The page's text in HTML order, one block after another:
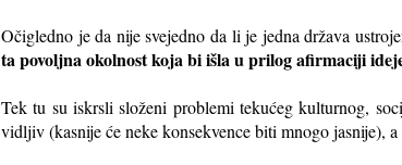
Očigledno je da nije svejedno da li je jedna država
ta povoljna okolnost koja bi išla u prilog afirmaciji
Tek tu su iskrsli složeni problemi tekućeg kulturnog,
vidljiv (kasnije će neke konsekvence biti mnogo jasnije),